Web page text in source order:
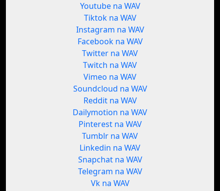
Youtube na WAV
Tiktok na WAV
Instagram na WAV
Facebook na WAV
Twitter na WAV
Twitch na WAV
Vimeo na WAV
Soundcloud na WAV
Reddit na WAV
Dailymotion na WAV
Pinterest na WAV
Tumblr na WAV
Linkedin na WAV
Snapchat na WAV
Telegram na WAV
Vk na WAV